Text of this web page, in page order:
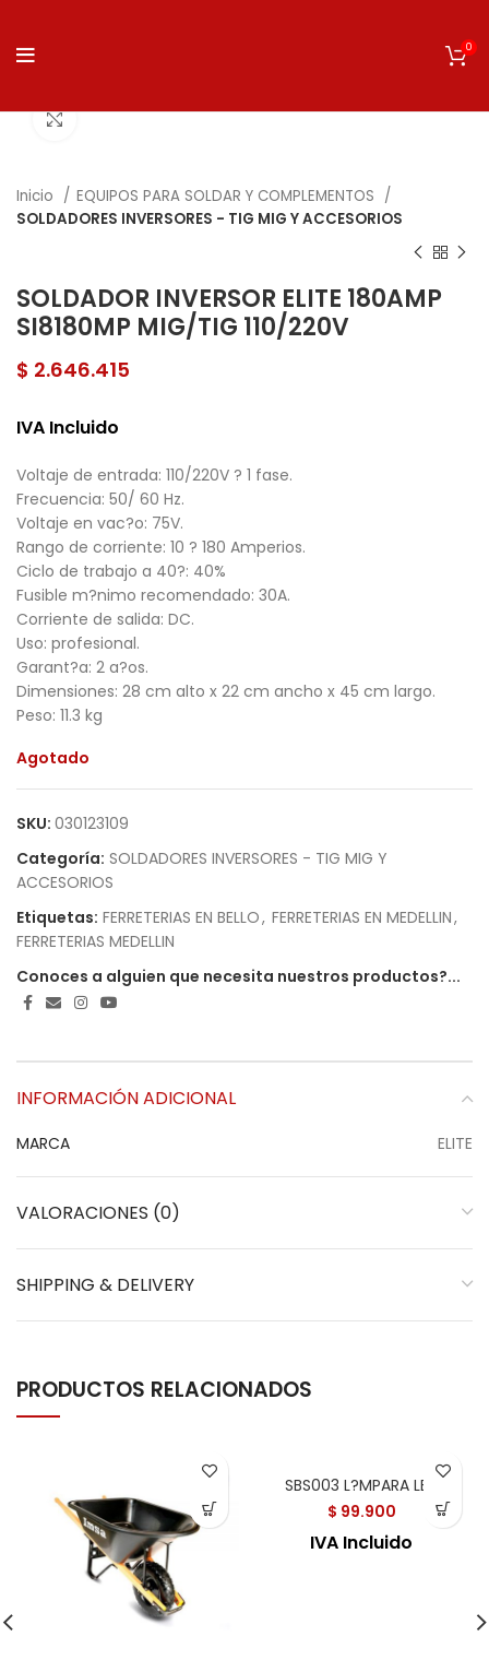
0
Click to enlarge
Inicio
EQUIPOS PARA SOLDAR Y COMPLEMENTOS
SOLDADORES INVERSORES - TIG MIG Y ACCESORIOS
SOLDADOR INVERSOR ELITE 180AMP
SI8180MP MIG/TIG 110/220V
$ 2.646.415
IVA Incluido
Voltaje de entrada: 110/220V ? 1 fase.
Frecuencia: 50/ 60 Hz.
Voltaje en vac?o: 75V.
Rango de corriente: 10 ? 180 Amperios.
Ciclo de trabajo a 40?: 40%
Fusible m?nimo recomendado: 30A.
Corriente de salida: DC.
Uso: profesional.
Garant?a: 2 a?os.
Dimensiones: 28 cm alto x 22 cm ancho x 45 cm largo.
Peso: 11.3 kg
Agotado
SKU: 030123109
Categoría: SOLDADORES INVERSORES - TIG MIG Y
ACCESORIOS
Etiquetas: FERRETERIAS EN BELLO, FERRETERIAS EN MEDELLIN,
FERRETERIAS MEDELLIN
Conoces a alguien que necesita nuestros productos?...
INFORMACIÓN ADICIONAL
MARCA ELITE
VALORACIONES (0)
SHIPPING & DELIVERY
PRODUCTOS RELACIONADOS
SBS003 L?MPARA LED
$ 99.900
IVA Incluido